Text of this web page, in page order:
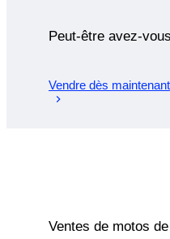
Peut-être avez-
Vendre dès maintenant
Ventes de motos